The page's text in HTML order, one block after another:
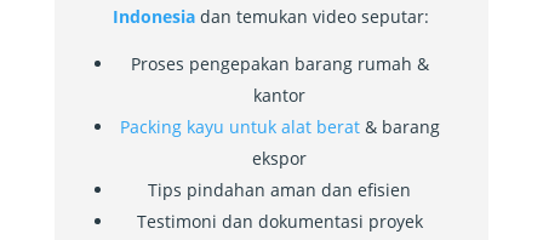
Indonesia dan temukan video seputar:
Proses pengepakan barang rumah &
kantor
Packing kayu untuk alat berat& barang
ekspor
Tips pindahan aman dan efisien
Testimoni dan dokumentasi proyek